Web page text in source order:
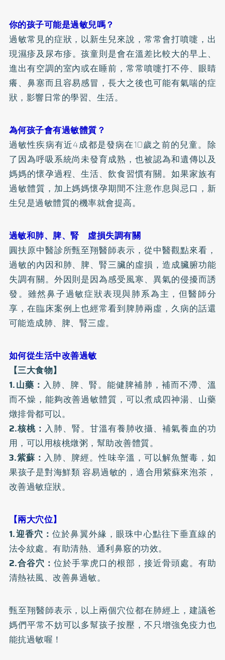
你的孩子可能是過敏兒嗎？
過敏常見的症狀，以新生兒來說，常常會打噴嚏，出
現濕疹及尿布疹。孩童則是會在溫差比較大的早上、
進出有空調的室內或在睡前，常常噴嚏打不停、眼睛
癢、鼻塞而且容易感冒，長大之後也可能有氣喘的症
狀，影響日常的學習、生活。
為何孩子會有過敏體質？
過敏性疾病有近4成都是發病在10歲之前的兒童。除
了因為呼吸系統尚未發育成熟，也被認為和遺傳以及
媽媽的懷孕過程、生活、飲食習慣有關。如果家族有
過敏體質，加上媽媽懷孕期間不注意作息與忌口，新
生兒是過敏體質的機率就會提高。
過敏和肺、脾、腎 虛損失調有關
圓扶原中醫診所甄至翔醫師表示，從中醫觀點來看，
過敏的內因和肺、脾、腎三臟的虛損，造成臟腑功能
失調有關。外因則是因為感受風寒、異氣的侵擾而誘
發。雖然鼻子過敏症狀表現與肺系為主，但醫師分
享，在臨床案例上也經常看到脾肺兩虛，久病的話還
可能造成肺、脾、腎三虛。
如何從生活中改善過敏
【三大食物】
1.山藥： 入肺、脾、腎。能健脾補肺，補而不滯、溫
而不燥，能夠改善過敏體質，可以煮成四神湯、山藥
燉排骨都可以。
2.核桃： 入肺、腎。甘溫有養肺收攝、補氣養血的功
用，可以用核桃燉粥，幫助改善體質。
3.紫蘇： 入肺、脾經。性味辛溫，可以解魚蟹毒，如
果孩子是對海鮮類 容易過敏的，適合用紫蘇來泡茶，
改善過敏症狀。
【兩大穴位】
1.迎香穴：位於鼻翼外緣，眼珠中心點往下垂直線的
法令紋處。有助清熱、通利鼻竅的功效。
2.合谷穴：位於手掌虎口的根部，接近骨頭處。有助
清熱祛風、改善鼻過敏。
甄至翔醫師表示，以上兩個穴位都在肺經上，建議爸
媽們平常不妨可以多幫孩子按壓，不只增強免疫力也
能抗過敏喔！